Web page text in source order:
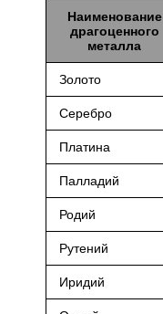
Наименование
драгоценного
металла
Золото
Серебро
Платина
Палладий
Родий
Рутений
Иридий